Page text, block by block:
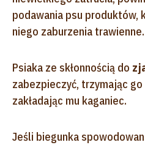
podawania psu produktów,
niego zaburzenia trawienne.
Psiaka ze skłonnością do
zabezpieczyć, trzymając go
zakładając mu kaganiec.
Jeśli biegunka